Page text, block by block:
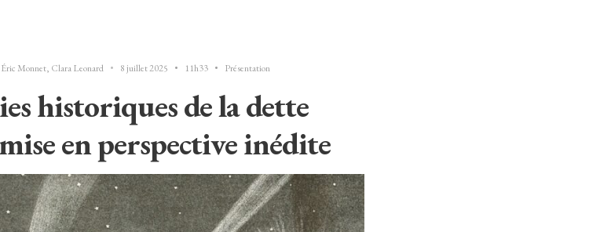
Éric Monnet, Clara Leonard • 8 juillet 2025 • 11h33 • Présentation
historiques de la dette
en perspective inédite